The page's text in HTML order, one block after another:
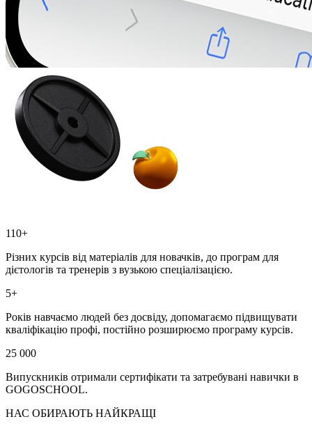
110+
Різних курсів від матеріалів для новачків, до програм для
дієтологів та тренерів з вузькою спеціалізацією.
5+
Років навчаємо людей без досвіду, допомагаємо підвищувати
кваліфікацію профі, постійно розширюємо програму курсів.
25 000
Випускників отримали сертифікати та затребувані навички в
GOGOSCHOOL.
НАС ОБИРАЮТЬ НАЙКРАЩІ